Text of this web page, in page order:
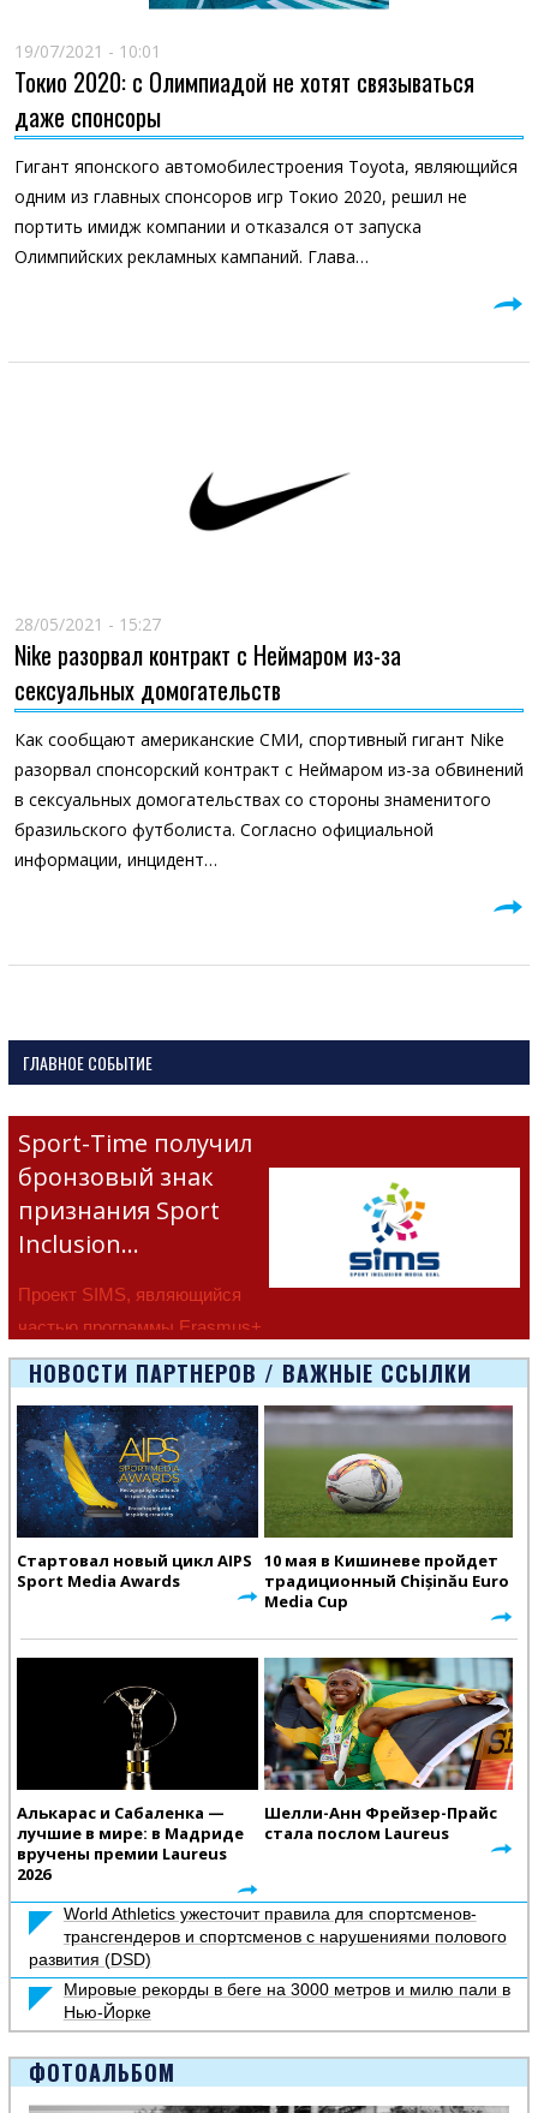
19/07/2021 - 10:01
Токио 2020: с Олимпиадой не хотят связываться
даже спонсоры
Гигант японского автомобилестроения Toyota, являющийся
одним из главных спонсоров игр Токио 2020, решил не
портить имидж компании и отказался от запуска
Олимпийских рекламных кампаний. Глава…
28/05/2021 - 15:27
Nike разорвал контракт с Неймаром из-за
сексуальных домогательств
Как сообщают американские СМИ, спортивный гигант Nike
разорвал спонсорский контракт с Неймаром из-за обвинений
в сексуальных домогательствах со стороны знаменитого
бразильского футболиста. Согласно официальной
информации, инцидент…
ГЛАВНОЕ СОБЫТИЕ
Sport-Time получил
бронзовый знак
признания Sport
Inclusion…
Проект SIMS, являющийся
частью программы Erasmus+
Европейско
НОВОСТИ ПАРТНЕРОВ / ВАЖНЫЕ ССЫЛКИ
Стартовал новый цикл AIPS
Sport Media Awards
10 мая в Кишиневе пройдет
традиционный Chișinău Euro
Media Cup
Алькарас и Сабаленка —
лучшие в мире: в Мадриде
вручены премии Laureus
2026
Шелли-Анн Фрейзер-Прайс
стала послом Laureus
World Athletics ужесточит правила для спортсменов-
трансгендеров и спортсменов с нарушениями полового
развития (DSD)
Мировые рекорды в беге на 3000 метров и милю пали в
Нью-Йорке
ФОТОАЛЬБОМ